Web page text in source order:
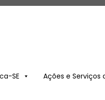
SE Ações e Serviços